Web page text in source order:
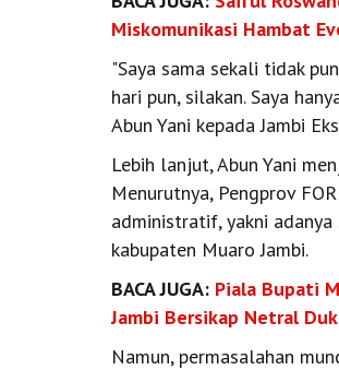
Miskomunikasi Hambat
"Saya sama sekali tidak
hari pun, silakan. Saya
Abun Yani kepada Jambi
Lebih lanjut, Abun Yani
Menurutnya, Pengprov
administratif, yakni
kabupaten Muaro Jambi.
BACA JUGA: Piala Bupati
Jambi Bersikap Netral
Namun, permasalahan